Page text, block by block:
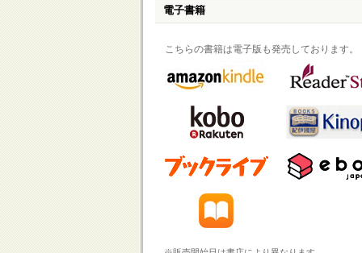
電子書籍
こちらの書籍は電子版も発売しております。